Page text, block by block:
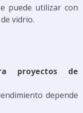
puede utilizar con
vidrio.
proyectos de
depende